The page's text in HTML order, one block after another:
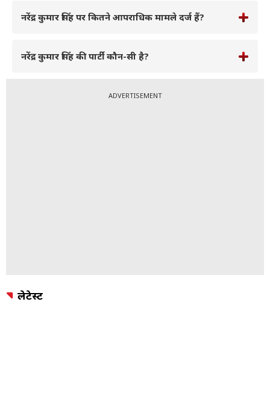
नरेंद्र कुमार सिंह पर कितने आपराधिक मामले दर्ज हैं?
नरेंद्र कुमार सिंह की पार्टी कौन-सी है?
ADVERTISEMENT
लेटेस्ट